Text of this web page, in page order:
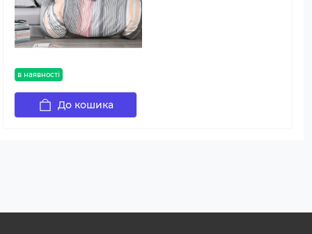
в наявності
До кошика